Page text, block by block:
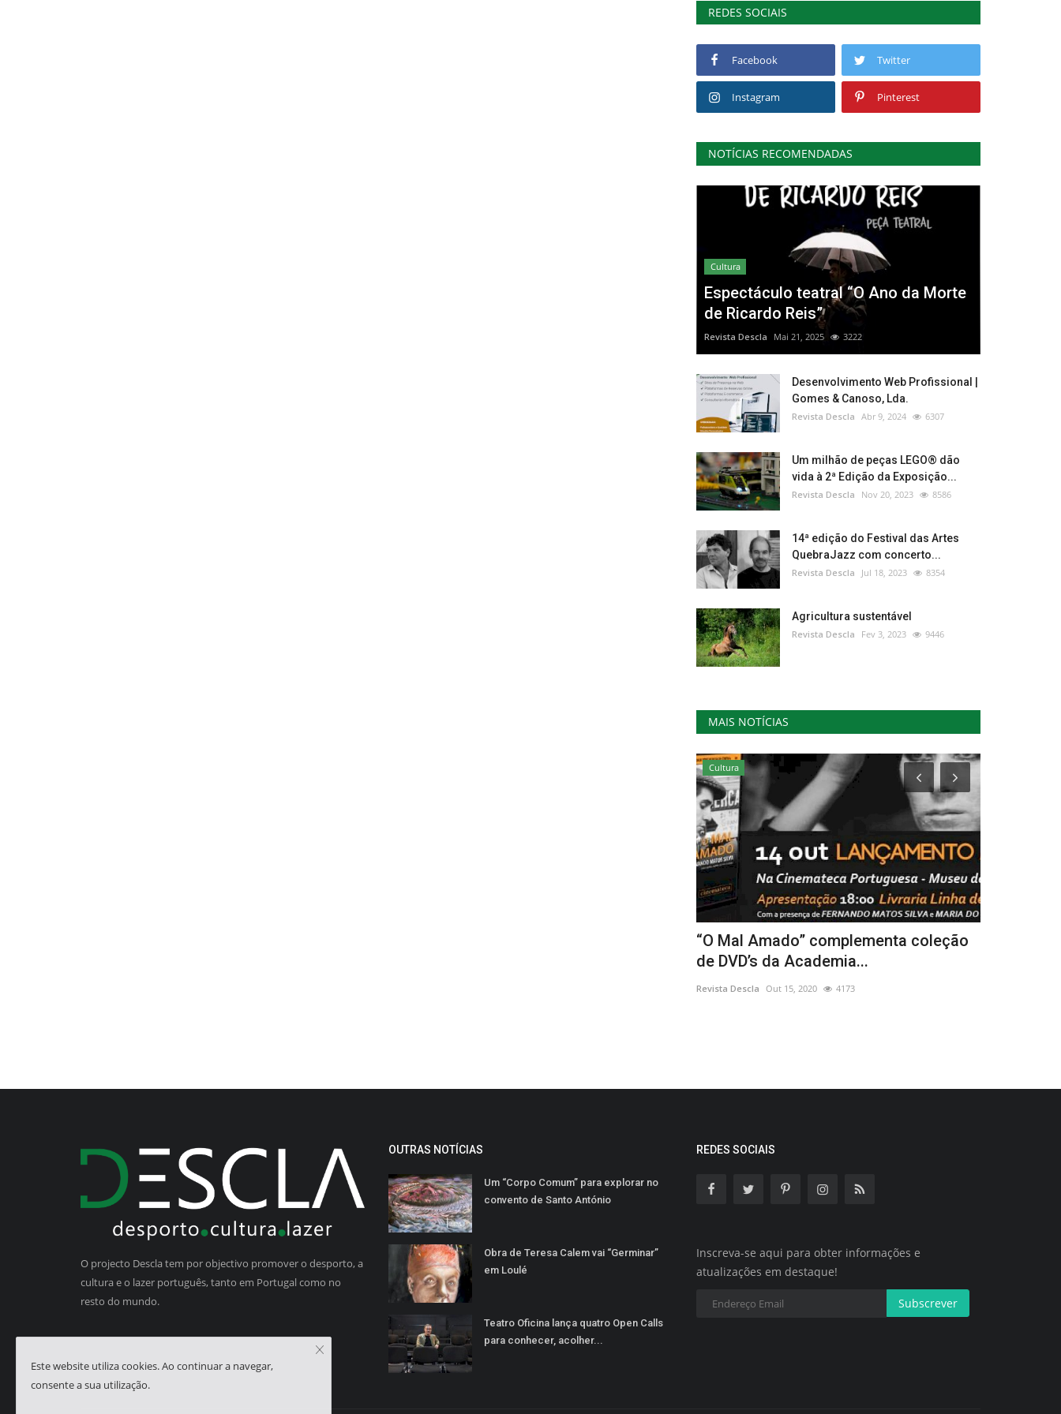
REDES SOCIAIS
Facebook Twitter
Instagram Pinterest
NOTÍCIAS RECOMENDADAS
Cultura
Espectáculo teatral “O Ano da Morte
de Ricardo Reis”
Revista Descla Mai 21, 2025 3222
Desenvolvimento Web Profissional |
Gomes & Canoso, Lda.
Revista Descla Abr 9, 2024 6307
Um milhão de peças LEGO® dão
vida à 2ª Edição da Exposição...
Revista Descla Nov 20, 2023 8586
14ª edição do Festival das Artes
QuebraJazz com concerto...
Revista Descla Jul 18, 2023 8354
Agricultura sustentável
Revista Descla Fev 3, 2023 9446
MAIS NOTÍCIAS
Cultura
“O Mal Amado” complementa coleção
de DVD’s da Academia...
Revista Descla Out 15, 2020 4173
O projecto Descla tem por objectivo promover o desporto, a
cultura e o lazer português, tanto em Portugal como no
resto do mundo.
OUTRAS NOTÍCIAS
Um “Corpo Comum” para explorar no
convento de Santo António
Obra de Teresa Calem vai “Germinar”
em Loulé
Teatro Oficina lança quatro Open Calls
para conhecer, acolher...
REDES SOCIAIS
Inscreva-se aqui para obter informações e
atualizações em destaque!
Subscrever
Este website utiliza cookies. Ao continuar a navegar,
consente a sua utilização.